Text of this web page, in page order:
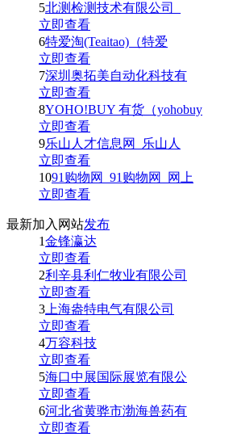
5北测检测技术有限公司_
立即查看
6特爱淘(Teaitao)（特爱
立即查看
7深圳奥拓美自动化科技有
立即查看
8YOHO!BUY 有货（yohobuy
立即查看
9乐山人才信息网_乐山人
立即查看
1091购物网_91购物网_网上
立即查看
最新加入网站发布
1金锋瀛达
立即查看
2利辛县利仁牧业有限公司
立即查看
3 上海盎特电气有限公司
立即查看
4万容科技
立即查看
5海口中展国际展览有限公
立即查看
6河北省黄骅市渤海兽药有
立即查看